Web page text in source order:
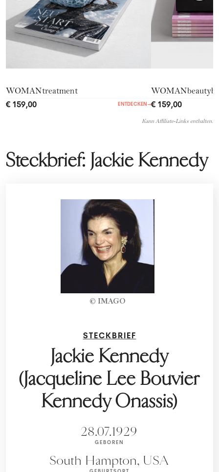
WOMANtreatment
€ 159,00 ENTDECKEN →€ 159,00
Kann Affiliate-Links enthalten.
Steckbrief: Jackie Kennedy
© IMAGO
STECKBRIEF
Jackie Kennedy
(Jacqueline Lee Bouvier
Kennedy Onassis)
GEBOREN
28.07.1929
South Hampton, USA